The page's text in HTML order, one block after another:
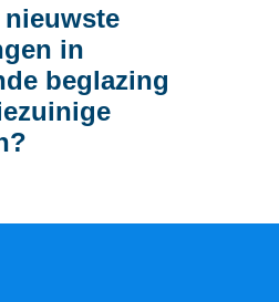
in
beglazing